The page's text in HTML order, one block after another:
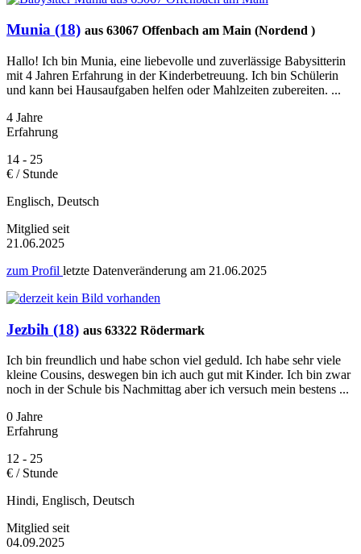
Munia (18) aus 63067 Offenbach am Main (Nordend )
Hallo! Ich bin Munia, eine liebevolle und zuverlässige Babysitterin
mit 4 Jahren Erfahrung in der Kinderbetreuung. Ich bin Schülerin
und kann bei Hausaufgaben helfen oder Mahlzeiten zubereiten. ...
4 Jahre
Erfahrung
14 - 25
€ / Stunde
Englisch, Deutsch
Mitglied seit
21.06.2025
zum Profil letzte Datenveränderung am 21.06.2025
Jezbih (18) aus 63322 Rödermark
Ich bin freundlich und habe schon viel geduld. Ich habe sehr viele
kleine Cousins, deswegen bin ich auch gut mit Kinder. Ich bin zwar
noch in der Schule bis Nachmittag aber ich versuch mein bestens ...
0 Jahre
Erfahrung
12 - 25
€ / Stunde
Hindi, Englisch, Deutsch
Mitglied seit
04.09.2025